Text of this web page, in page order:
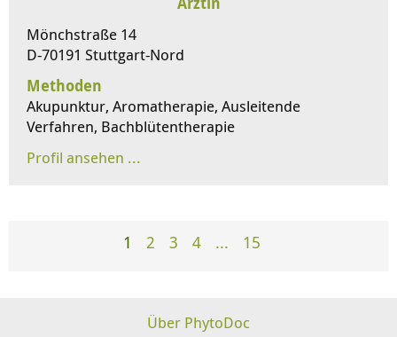
Mönchstraße 14
D-70191 Stuttgart-Nord
Methoden
Akupunktur, Aromatherapie, Ausleitende
Verfahren, Bachblütentherapie
1 2 3 4 ... 15
Über PhytoDoc